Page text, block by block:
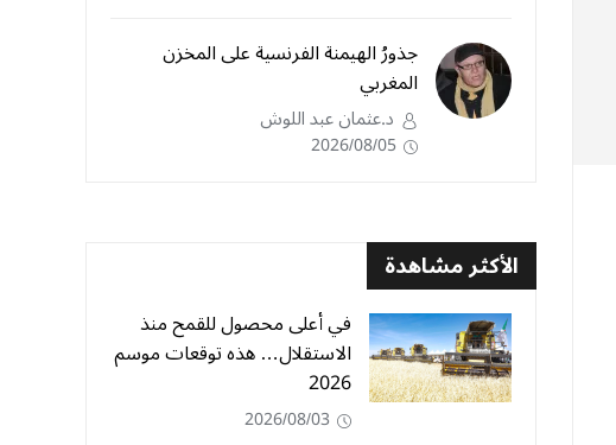
جذورُ الهيمنة الفرنسية على المخزن
المغربي
د.عثمان عبد اللوش
2026/08/05
الأكثر مشاهدة
في أعلى محصول للقمح منذ
الاستقلال… هذه توقعات موسم
2026
2026/08/03